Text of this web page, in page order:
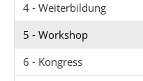
4 - Weiterbildung
5 - Workshop
6 - Kongress